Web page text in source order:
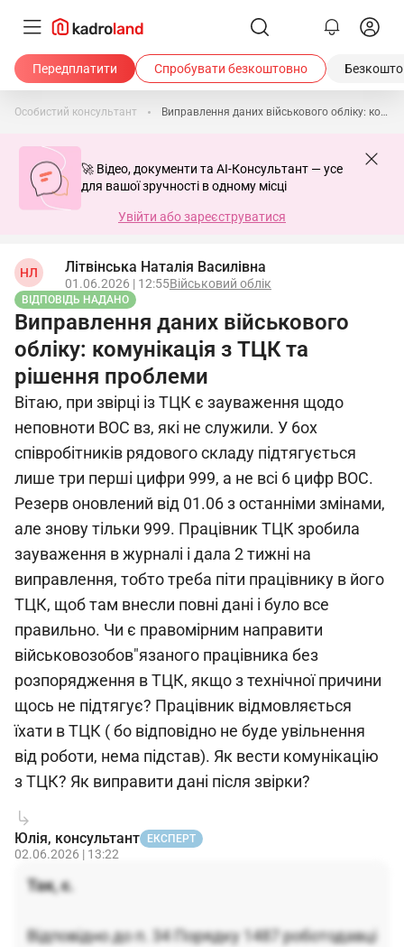
Передплатити Спробувати безкоштовно
Особистий консультант Виправлення даних військового обліку: комунікація з ТЦК та рішення проблеми
🚀 Відео, документи та AI-Консультант — усе
для вашої зручності в одному місці
Увійти або зареєструватися
НЛ Літвінська Наталія Василівна
01.06.2026 | 12:55Військовий облік
ВІДПОВІДЬ НАДАНО
Виправлення даних військового
обліку: комунікація з ТЦК та
рішення проблеми
Вітаю, при звірці із ТЦК є зауваження щодо
неповноти ВОС вз, які не служили. У 6ох
співробітників рядового складу підтягується
лише три перші цифри 999, а не всі 6 цифр ВОС.
Резерв оновлений від 01.06 з останніми змінами,
але знову тільки 999. Працівник ТЦК зробила
зауваження в журналі і дала 2 тижні на
виправлення, тобто треба піти працівнику в його
ТЦК, щоб там внесли повні дані і було все
правильно. Чи є правомірним направити
військовозобов"язаного працівника без
розпорядження в ТЦК, якщо з технічної причини
щось не підтягує? Працівник відмовляється
їхати в ТЦК ( бо відповідно не буде увільнення
від роботи, нема підстав). Як вести комунікацію
з ТЦК? Як виправити дані після звірки?
Юлія, консультант ЕКСПЕРТ
02.06.2026 | 13:22
Так, є.
Відповідно до п. 34 Порядку 1487 роботодавці